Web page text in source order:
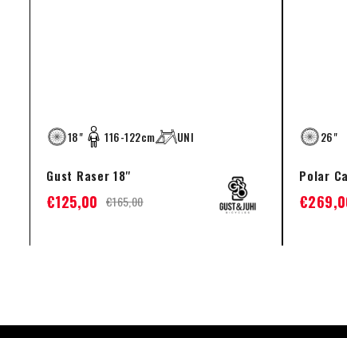
18" 116-122cm UNI
Gust Raser 18''
€165,00
€125,00
26"
Polar
€